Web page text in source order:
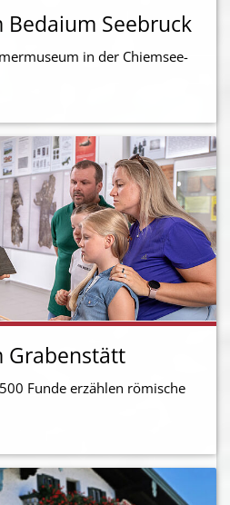
Bedaium Seebruck
in der Chiemsee-
Grabenstätt
Funde erzählen römische